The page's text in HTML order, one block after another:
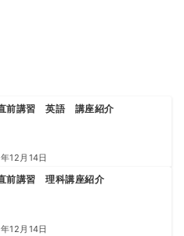
前講習 英語 講座紹介
12月14日
前講習 理科講座紹介
12月14日